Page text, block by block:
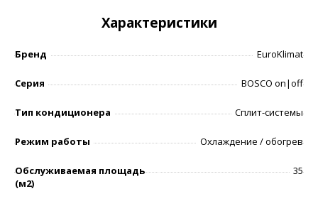
Характеристики
Бренд EuroKlimat
Серия BOSCO on|off
Тип кондиционера Сплит-системы
Режим работы Охлаждение / обогрев
Обслуживаемая площадь
(м2)
35